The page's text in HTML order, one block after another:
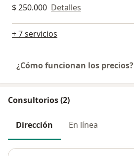
$ 250.000 Detalles
+ 7 servicios
¿Cómo funcionan los precios?
Consultorios (2)
Dirección En línea